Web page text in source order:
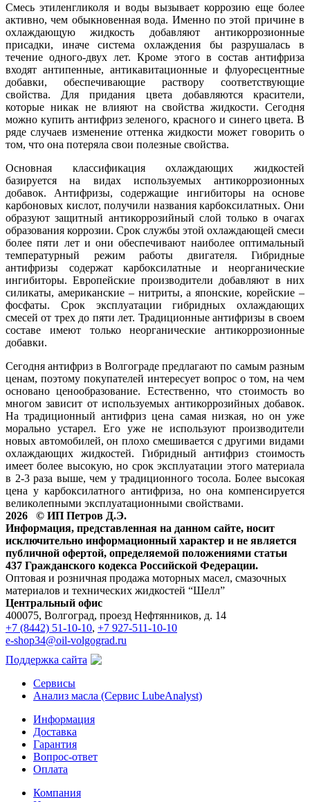
Смесь этиленгликоля и воды вызывает коррозию еще более
активно, чем обыкновенная вода. Именно по этой причине в
охлаждающую жидкость добавляют антикоррозионные
присадки, иначе система охлаждения бы разрушалась в
течение одного-двух лет. Кроме этого в состав антифриза
входят антипенные, антикавитационные и флуоресцентные
добавки, обеспечивающие раствору соответствующие
свойства. Для придания цвета добавляются красители,
которые никак не влияют на свойства жидкости. Сегодня
можно купить антифриз зеленого, красного и синего цвета. В
ряде случаев изменение оттенка жидкости может говорить о
том, что она потеряла свои полезные свойства.
Основная классификация охлаждающих жидкостей
базируется на видах используемых антикоррозионных
добавок. Антифризы, содержащие ингибиторы на основе
карбоновых кислот, получили названия карбоксилатных. Они
образуют защитный антикоррозийный слой только в очагах
образования коррозии. Срок службы этой охлаждающей смеси
более пяти лет и они обеспечивают наиболее оптимальный
температурный режим работы двигателя. Гибридные
антифризы содержат карбоксилатные и неорганические
ингибиторы. Европейские производители добавляют в них
силикаты, американские – нитриты, а японские, корейские –
фосфаты. Срок эксплуатации гибридных охлаждающих
смесей от трех до пяти лет. Традиционные антифризы в своем
составе имеют только неорганические антикоррозионные
добавки.
Сегодня антифриз в Волгограде предлагают по самым разным
ценам, поэтому покупателей интересует вопрос о том, на чем
основано ценообразование. Естественно, что стоимость во
многом зависит от используемых антикоррозийных добавок.
На традиционный антифриз цена самая низкая, но он уже
морально устарел. Его уже не используют производители
новых автомобилей, он плохо смешивается с другими видами
охлаждающих жидкостей. Гибридный антифриз стоимость
имеет более высокую, но срок эксплуатации этого материала
в 2-3 раза выше, чем у традиционного тосола. Более высокая
цена у карбоксилатного антифриза, но она компенсируется
великолепными эксплуатационными свойствами.
2026 © ИП Петров Д.Э.
Информация, представленная на данном сайте, носит
исключительно информационный характер и не является
публичной офертой, определяемой положениями статьи
437 Гражданского кодекса Российской Федерации.
Оптовая и розничная продажа моторных масел, смазочных
материалов и технических жидкостей “Шелл”
Центральный офис
400075, Волгоград, проезд Нефтянников, д. 14
+7 (8442) 51-10-10, +7 927-511-10-10
e-shop34@oil-volgograd.ru
Поддержка сайта
Сервисы
Анализ масла (Сервис LubeAnalyst)
Информация
Доставка
Гарантия
Вопрос-ответ
Оплата
Компания